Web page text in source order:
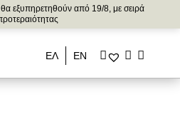
εξυπηρετηθούν από 19/8, με σειρά
ΕΛ ΕΝ